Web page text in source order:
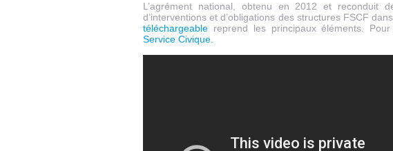
L’agrément national, obtenu en 2012 et reconduit
d’interventions et d’obligations des structures FSCF
téléchargeable reprend les principaux éléments.
Service Civique.